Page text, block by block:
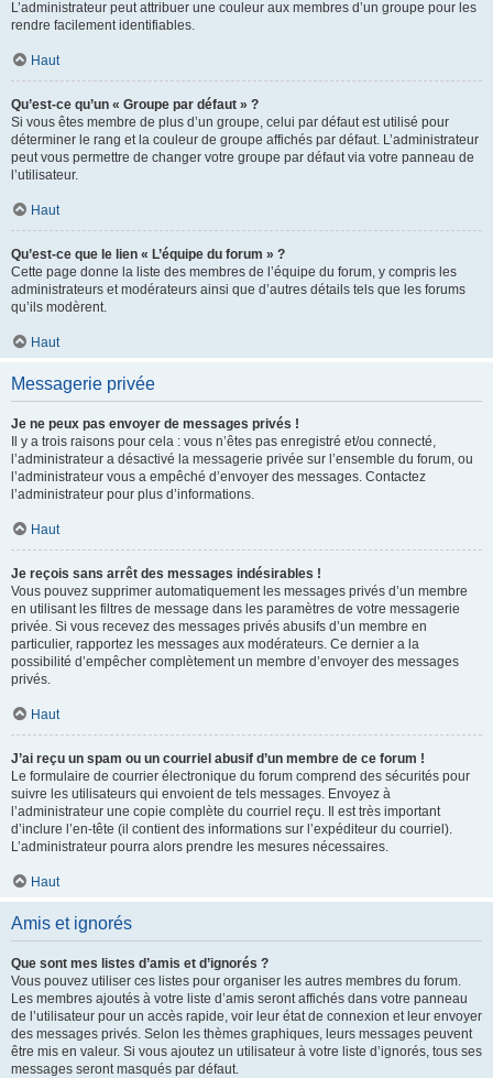
L’administrateur peut attribuer une couleur aux membres d’un groupe pour les
rendre facilement identifiables.
Haut
Qu’est-ce qu’un « Groupe par défaut » ?
Si vous êtes membre de plus d’un groupe, celui par défaut est utilisé pour
déterminer le rang et la couleur de groupe affichés par défaut. L’administrateur
peut vous permettre de changer votre groupe par défaut via votre panneau de
l’utilisateur.
Haut
Qu’est-ce que le lien « L’équipe du forum » ?
Cette page donne la liste des membres de l’équipe du forum, y compris les
administrateurs et modérateurs ainsi que d’autres détails tels que les forums
qu’ils modèrent.
Haut
Messagerie privée
Je ne peux pas envoyer de messages privés !
Il y a trois raisons pour cela : vous n’êtes pas enregistré et/ou connecté,
l’administrateur a désactivé la messagerie privée sur l’ensemble du forum, ou
l’administrateur vous a empêché d’envoyer des messages. Contactez
l’administrateur pour plus d’informations.
Haut
Je reçois sans arrêt des messages indésirables !
Vous pouvez supprimer automatiquement les messages privés d’un membre
en utilisant les filtres de message dans les paramètres de votre messagerie
privée. Si vous recevez des messages privés abusifs d’un membre en
particulier, rapportez les messages aux modérateurs. Ce dernier a la
possibilité d’empêcher complètement un membre d’envoyer des messages
privés.
Haut
J’ai reçu un spam ou un courriel abusif d’un membre de ce forum !
Le formulaire de courrier électronique du forum comprend des sécurités pour
suivre les utilisateurs qui envoient de tels messages. Envoyez à
l’administrateur une copie complète du courriel reçu. Il est très important
d’inclure l’en-tête (il contient des informations sur l’expéditeur du courriel).
L’administrateur pourra alors prendre les mesures nécessaires.
Haut
Amis et ignorés
Que sont mes listes d’amis et d’ignorés ?
Vous pouvez utiliser ces listes pour organiser les autres membres du forum.
Les membres ajoutés à votre liste d’amis seront affichés dans votre panneau
de l’utilisateur pour un accès rapide, voir leur état de connexion et leur envoyer
des messages privés. Selon les thèmes graphiques, leurs messages peuvent
être mis en valeur. Si vous ajoutez un utilisateur à votre liste d’ignorés, tous ses
messages seront masqués par défaut.